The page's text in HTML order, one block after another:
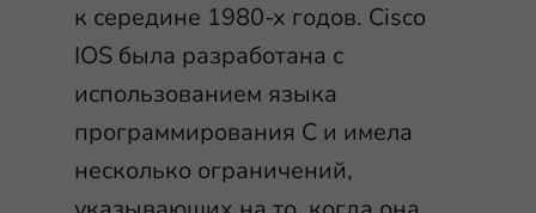
к середине 1980-х годов. Cisco
IOS была разработана с
использованием языка
программирования C и имела
несколько ограничений,